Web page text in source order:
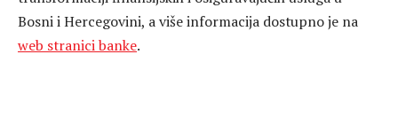
Bosni i Hercegovini, a više informacija dostupno je na
web stranici banke.